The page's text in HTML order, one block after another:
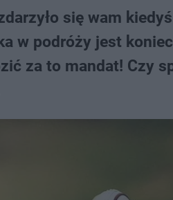
się wam
w podróży jest
za to mandat! Czy